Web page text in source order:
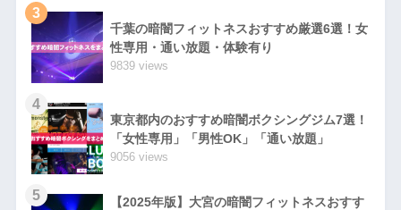
3
千葉の暗闇フィットネスおすすめ厳選6選！女
性専用・通い放題・体験有り
9839 views
4
東京都内のおすすめ暗闇ボクシングジム7選！
「女性専用」「男性OK」「通い放題」
9056 views
5
【2025年版】大宮の暗闇フィットネスおすす